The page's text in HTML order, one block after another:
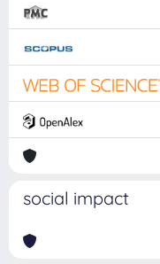
social impact